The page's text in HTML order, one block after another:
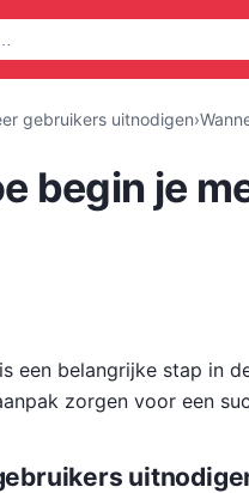
gebruikers uitnodigen›
begin je
een belangrijke stap in
zorgen voor een